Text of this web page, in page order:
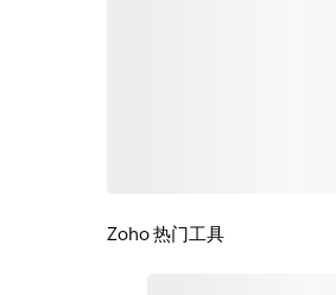
Zoho 热门工具